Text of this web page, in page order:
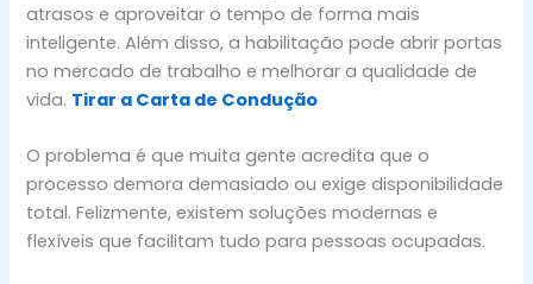
atrasos e aproveitar o tempo de forma mais
inteligente. Além disso, a habilitação pode abrir portas
no mercado de trabalho e melhorar a qualidade de
vida. Tirar a Carta de Condução
O problema é que muita gente acredita que o
processo demora demasiado ou exige disponibilidade
total. Felizmente, existem soluções modernas e
flexíveis que facilitam tudo para pessoas ocupadas.